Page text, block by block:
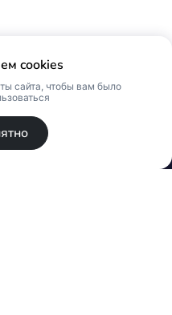
cookies
сайта, чтобы вам было